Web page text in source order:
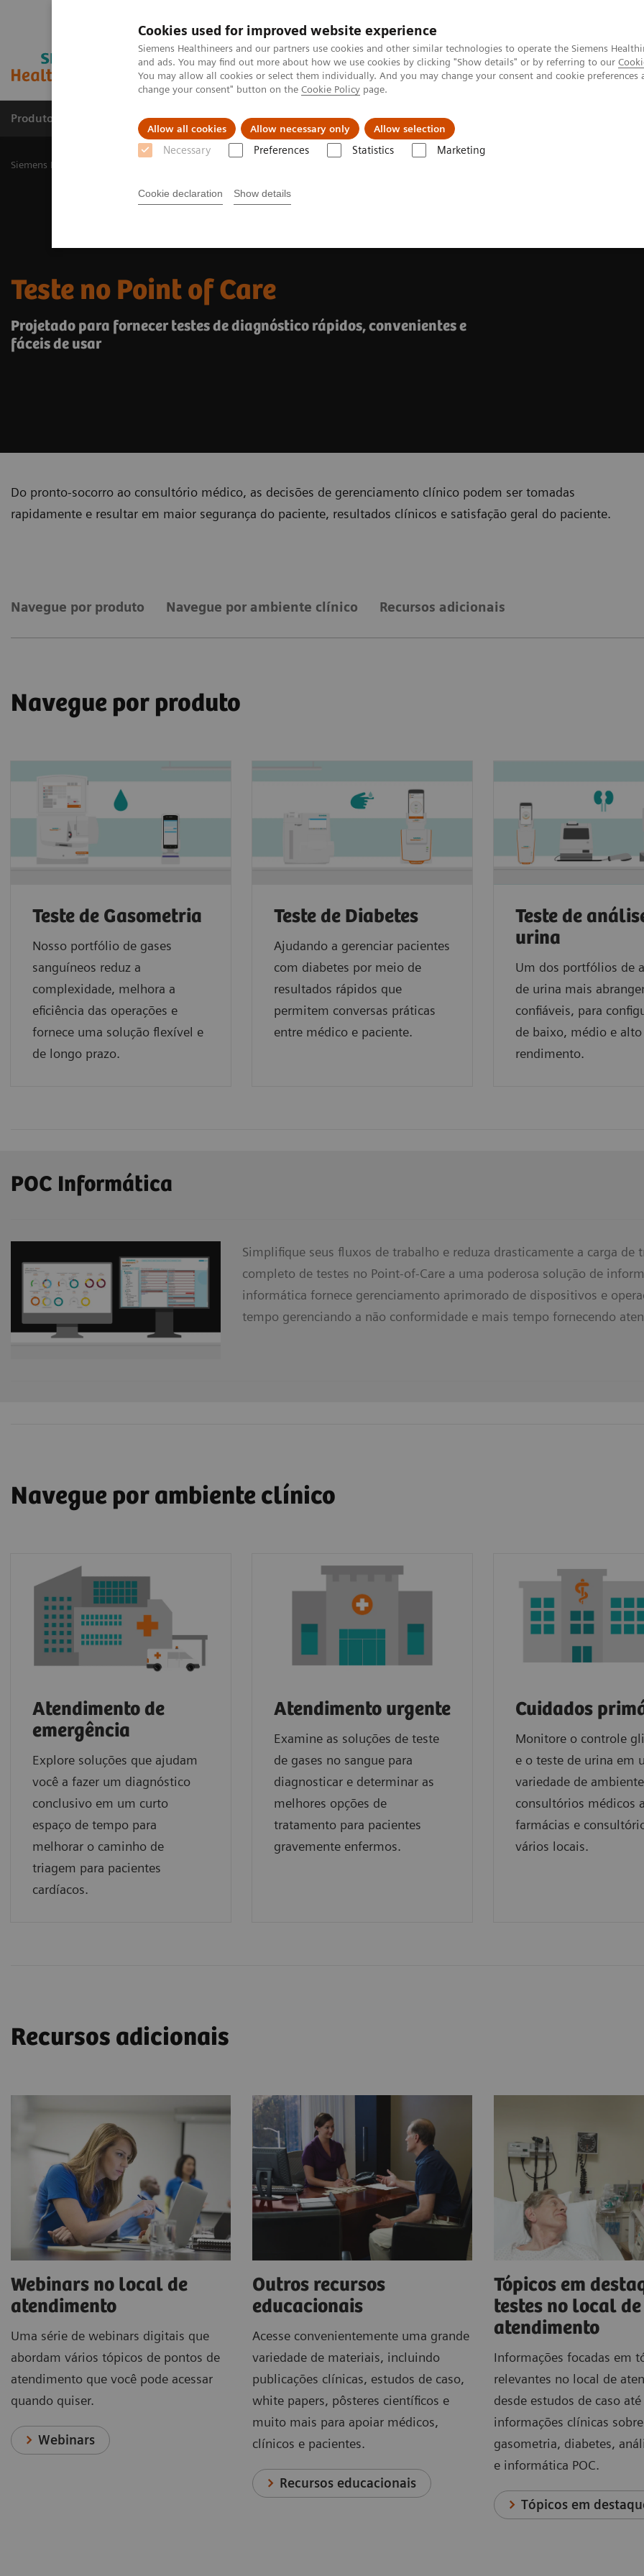
Cookies used for improved website experience
Siemens Healthineers and our partners use cookies and other similar technologies to operate the Siemens
and ads. You may find out more about how we use cookies by clicking "Show details" or by referring to our
You may allow all cookies or select them individually. And you may change your consent and cookie
change your consent" button on the Cookie Policy page.
Allow all cookies Allow necessary only Allow selection
Necessary Preferences Statistics Marketing
Cookie declaration Show details
Produtos e serviços Especialidades Clínicas e Patologias Serviços de pós-venda
Siemens Healthineers Brasil
Teste no Point of Care
Projetado para fornecer testes de diagnóstico rápidos, convenientes e
fáceis de usar
Do pronto-socorro ao consultório médico, as decisões de gerenciamento clínico podem ser tomadas
rapidamente e resultar em maior segurança do paciente, resultados clínicos e satisfação geral do paciente.
Navegue por produto Navegue por ambiente clínico Recursos adicionais
Navegue por produto
Teste de Gasometria
Nosso portfólio de gases
sanguíneos reduz a
complexidade, melhora a
eficiência das operações e
fornece uma solução flexível e
de longo prazo.
Teste de Diabetes
Ajudando a gerenciar pacientes
com diabetes por meio de
resultados rápidos que
permitem conversas práticas
entre médico e paciente.
Teste de
urina
Um dos portfólios de
de urina mais
confiáveis, para
de baixo, médio e alto
rendimento.
POC Informática
Simplifique seus fluxos de trabalho e reduza drasticamente a carga
completo de testes no Point-of-Care a uma poderosa solução de
informática fornece gerenciamento aprimorado de dispositivos e
tempo gerenciando a não conformidade e mais tempo fornecendo
Navegue por ambiente clínico
Atendimento de
emergência
Explore soluções que ajudam
você a fazer um diagnóstico
conclusivo em um curto
espaço de tempo para
melhorar o caminho de
triagem para pacientes
cardíacos.
Atendimento urgente
Examine as soluções de teste
de gases no sangue para
diagnosticar e determinar as
melhores opções de
tratamento para pacientes
gravemente enfermos.
Cuidados
Monitore o controle
e o teste de urina em
variedade de
consultórios médicos
farmácias e
vários locais.
Recursos adicionais
Webinars no local de
atendimento
Uma série de webinars digitais que
abordam vários tópicos de pontos de
atendimento que você pode acessar
quando quiser.
Webinars
Outros recursos
educacionais
Acesse convenientemente uma grande
variedade de materiais, incluindo
publicações clínicas, estudos de caso,
white papers, pôsteres científicos e
muito mais para apoiar médicos,
clínicos e pacientes.
Recursos educacionais
Tópicos em
testes no local de
atendimento
Informações focadas em
relevantes no local de
desde estudos de caso até
informações clínicas
gasometria, diabetes,
e informática POC.
Tópicos em